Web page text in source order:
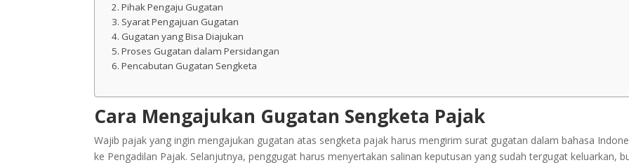
Pihak Pengaju Gugatan
Syarat Pengajuan Gugatan
Gugatan yang Bisa Diajukan
Proses Gugatan dalam Persidangan
Pencabutan Gugatan Sengketa
Cara Mengajukan Gugatan Sengketa Pajak
Wajib pajak yang ingin mengajukan gugatan atas sengketa pajak harus mengirim surat gugatan dalam bahasa
ke Pengadilan Pajak. Selanjutnya, penggugat harus menyertakan salinan keputusan yang sudah tergugat keluarkan,